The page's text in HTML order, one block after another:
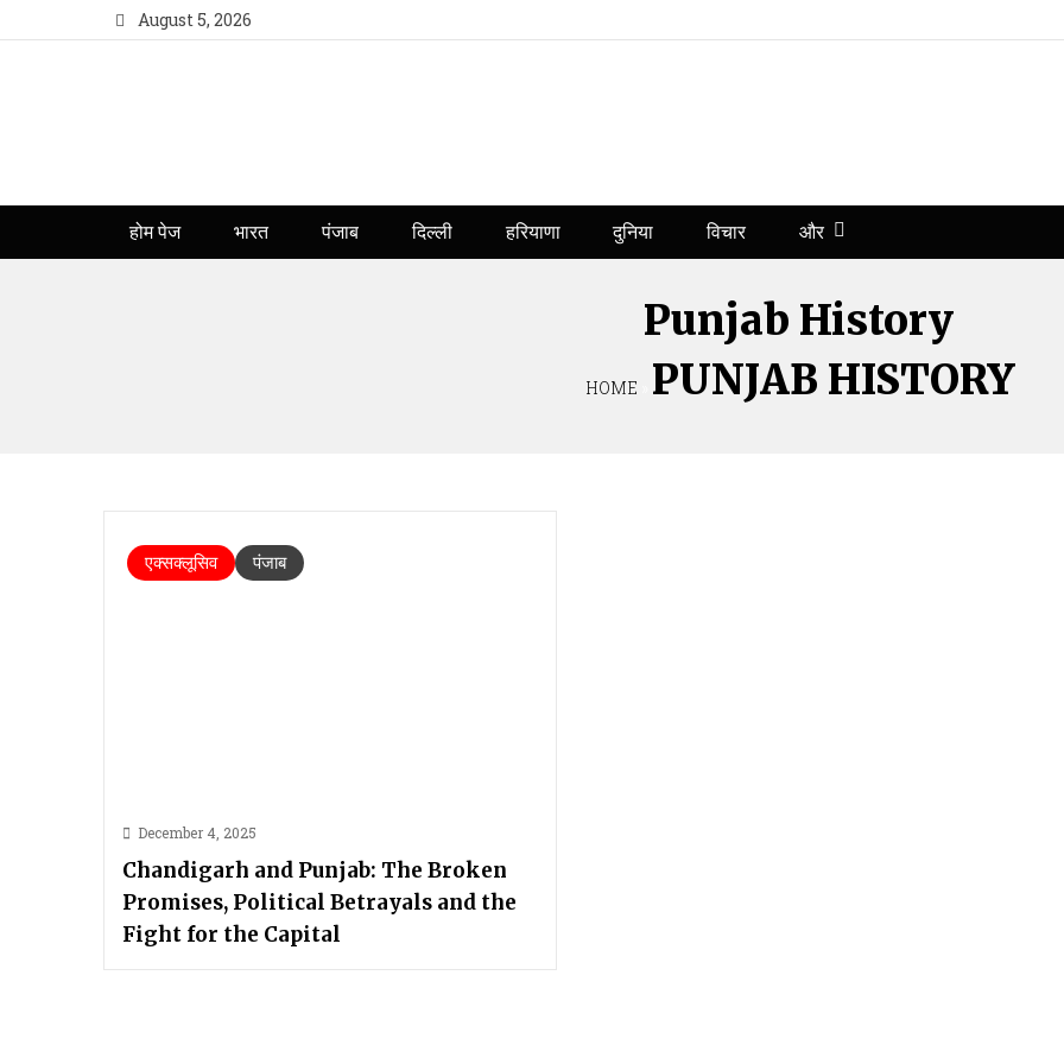
August 5, 2026
होम पेज भारत पंजाब दिल्ली हरियाणा दुनिया विचार और
Punjab History
HOME PUNJAB HISTORY
December 4, 2025
Chandigarh and Punjab: The Broken
Promises, Political Betrayals and the
Fight for the Capital
एक्सक्लूसिव पंजाब